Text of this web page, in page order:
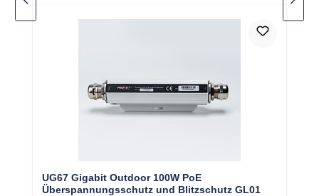
UG67 Gigabit Outdoor 100W PoE
Überspannungsschutz und Blitzschutz GL01